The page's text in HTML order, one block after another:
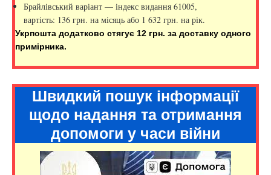
Брайлівський варіант — індекс видання 61005,
вартість: 136 грн. на місяць або 1 632 грн. на рік.
Укрпошта додатково стягує 12 грн. за доставку одного
примірника.
Швидкий пошук інформації
щодо надання та отримання
допомоги у часи війни